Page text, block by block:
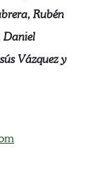
Rubén
Daniel
Vázquez y